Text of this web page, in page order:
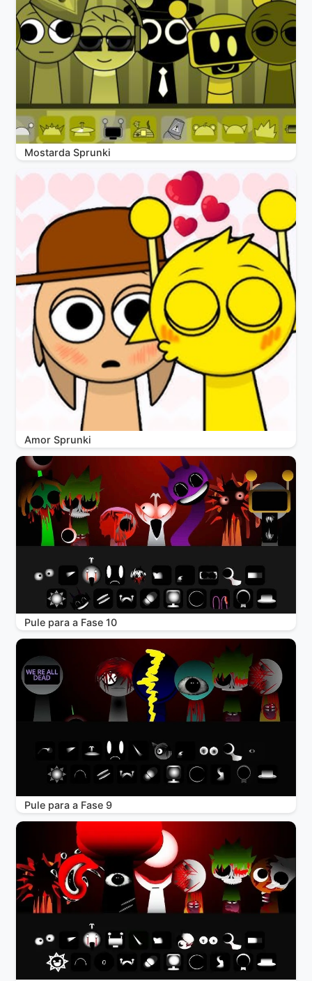
Mostarda Sprunki
Amor Sprunki
Pule para a Fase 10
Pule para a Fase 9